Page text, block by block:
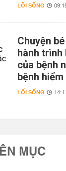
LỐI SỐNG
Chuyện
hành trình
của bệnh
bệnh
LỐI SỐNG
MỤC